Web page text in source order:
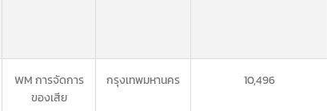
WM การจัดการ
ของเสีย
กรุงเทพมหานคร 10,496